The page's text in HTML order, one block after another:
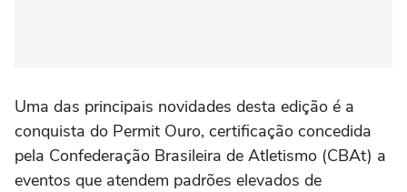
Uma das principais novidades desta edição é a
conquista do Permit Ouro, certificação concedida
pela Confederação Brasileira de Atletismo (CBAt) a
eventos que atendem padrões elevados de